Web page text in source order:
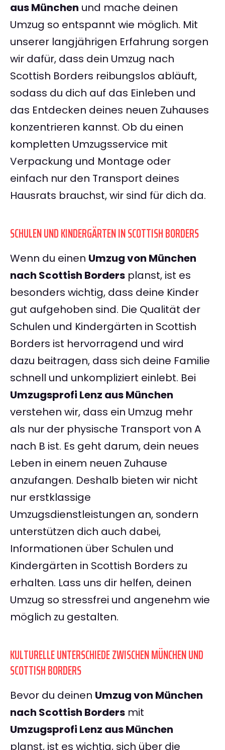
aus München und mache deinen
Umzug so entspannt wie möglich. Mit
unserer langjährigen Erfahrung sorgen
wir dafür, dass dein Umzug nach
Scottish Borders reibungslos abläuft,
sodass du dich auf das Einleben und
das Entdecken deines neuen Zuhauses
konzentrieren kannst. Ob du einen
kompletten Umzugsservice mit
Verpackung und Montage oder
einfach nur den Transport deines
Hausrats brauchst, wir sind für dich da.
SCHULEN UND KINDERGÄRTEN IN SCOTTISH BORDERS
Wenn du einen Umzug von München
nach Scottish Borders planst, ist es
besonders wichtig, dass deine Kinder
gut aufgehoben sind. Die Qualität der
Schulen und Kindergärten in Scottish
Borders ist hervorragend und wird
dazu beitragen, dass sich deine Familie
schnell und unkompliziert einlebt. Bei
Umzugsprofi Lenz aus München
verstehen wir, dass ein Umzug mehr
als nur der physische Transport von A
nach B ist. Es geht darum, dein neues
Leben in einem neuen Zuhause
anzufangen. Deshalb bieten wir nicht
nur erstklassige
Umzugsdienstleistungen an, sondern
unterstützen dich auch dabei,
Informationen über Schulen und
Kindergärten in Scottish Borders zu
erhalten. Lass uns dir helfen, deinen
Umzug so stressfrei und angenehm wie
möglich zu gestalten.
KULTURELLE UNTERSCHIEDE ZWISCHEN MÜNCHEN UND
SCOTTISH BORDERS
Bevor du deinen Umzug von München
nach Scottish Borders mit
Umzugsprofi Lenz aus München
planst, ist es wichtig, sich über die